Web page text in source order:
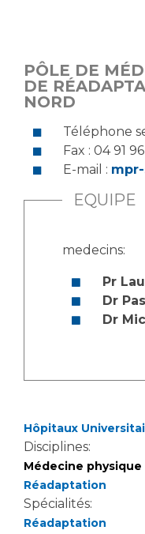
PÔLE DE
DE
NORD
Téléphone
Fax : 04 91
E-mail :
EQUIPE
medecins:
Pr
Dr
Dr
Hôpitaux
Disciplines:
Médecine
Réadaptation
Spécialités:
Réadaptation